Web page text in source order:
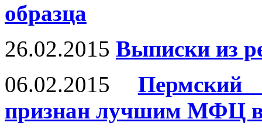
образца
26.02.2015 Выписки из
06.02.2015
признан лучшим МФЦ в